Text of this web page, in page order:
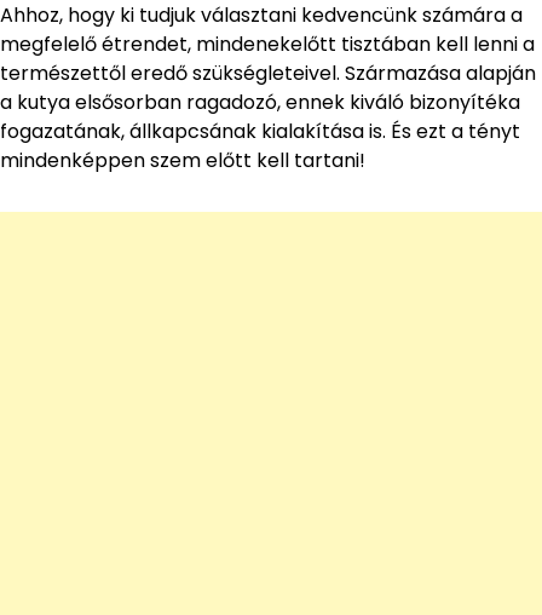
Ahhoz, hogy ki tudjuk választani kedvencünk számára a
megfelelő étrendet, mindenekelőtt tisztában kell lenni a
természettől eredő szükségleteivel. Származása alapján
a kutya elsősorban ragadozó, ennek kiváló bizonyítéka
fogazatának, állkapcsának kialakítása is. És ezt a tényt
mindenképpen szem előtt kell tartani!